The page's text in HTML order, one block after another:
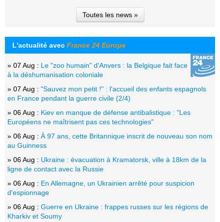
Toutes les news »
L'actualité avec France 24 Europe
» 07 Aug : Le "zoo humain" d'Anvers : la Belgique fait face
à la déshumanisation coloniale
» 07 Aug : "Sauvez mon petit !" : l'accueil des enfants espagnols
en France pendant la guerre civile (2/4)
» 06 Aug : Kiev en manque de défense antibalistique : "Les
Européens ne maîtrisent pas ces technologies"
» 06 Aug : À 97 ans, cette Britannique inscrit de nouveau son nom
au Guinness
» 06 Aug : Ukraine : évacuation à Kramatorsk, ville à 18km de la
ligne de contact avec la Russie
» 06 Aug : En Allemagne, un Ukrainien arrêté pour suspicion
d'espionnage
» 06 Aug : Guerre en Ukraine : frappes russes sur les régions de
Kharkiv et Soumy